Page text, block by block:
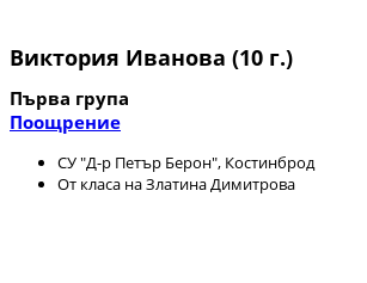
Виктория Иванова (10 г.)
Първа група
Поощрение
СУ "Д-р Петър Берон", Костинброд
От класа на Златина Димитрова